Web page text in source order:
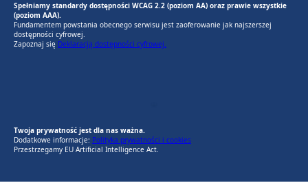
Spełniamy standardy dostępności WCAG 2.2 (poziom AA) oraz prawie wszystkie
(poziom AAA).
Fundamentem powstania obecnego serwisu jest zaoferowanie jak najszerszej
dostępności cyfrowej.
Zapoznaj się Deklaracją dostępności cyfrowej.
Twoja prywatność jest dla nas ważna.
Dodatkowe informacje: Polityka prywatności i cookies
Przestrzegamy EU Artificial Intelligence Act.